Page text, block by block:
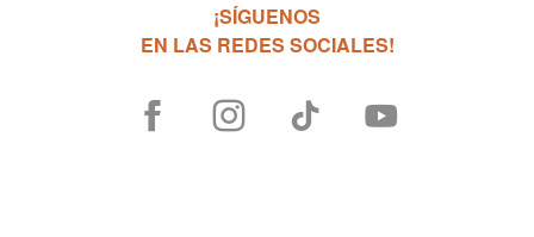
¡SÍGUENOS
EN LAS REDES SOCIALES!